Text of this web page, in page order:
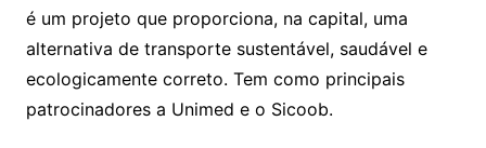
é um projeto que proporciona, na capital, uma
alternativa de transporte sustentável, saudável e
ecologicamente correto. Tem como principais
patrocinadores a Unimed e o Sicoob.